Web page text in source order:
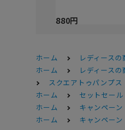
880円
ホーム レディースの
ホーム
レディースの
スクエアトゥパンプス
ホーム
セットセール
ホーム
キャンペーン
ホーム
キャンペーン